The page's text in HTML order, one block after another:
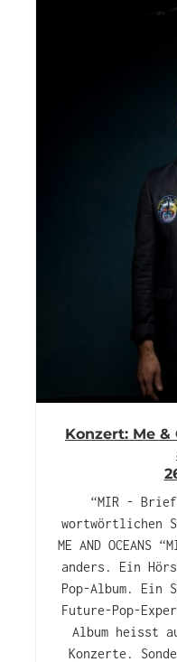
Konzert: Me &
“MIR -
wortwörtlichen
ME AND
anders. Ein
Pop-Album. Ein
Future-Pop-
Album heisst
Konzerte.